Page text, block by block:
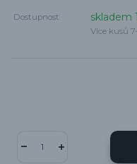
Dostupnost skladem
Více kusů